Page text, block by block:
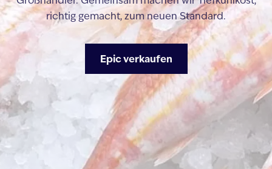
richtig gemacht, zum neuen Standard.
Epic verkaufen